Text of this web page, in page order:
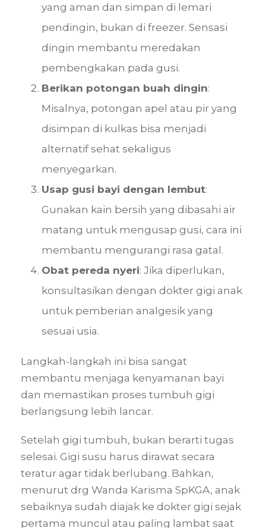
yang aman dan simpan di lemari
pendingin, bukan di freezer. Sensasi
dingin membantu meredakan
pembengkakan pada gusi.
Berikan potongan buah dingin:
Misalnya, potongan apel atau pir yang
disimpan di kulkas bisa menjadi
alternatif sehat sekaligus
menyegarkan.
Usap gusi bayi dengan lembut:
Gunakan kain bersih yang dibasahi air
matang untuk mengusap gusi, cara ini
membantu mengurangi rasa gatal.
Obat pereda nyeri: Jika diperlukan,
konsultasikan dengan dokter gigi anak
untuk pemberian analgesik yang
sesuai usia.
Langkah-langkah ini bisa sangat
membantu menjaga kenyamanan bayi
dan memastikan proses tumbuh gigi
berlangsung lebih lancar.
Setelah gigi tumbuh, bukan berarti tugas
selesai. Gigi susu harus dirawat secara
teratur agar tidak berlubang. Bahkan,
menurut drg Wanda Karisma SpKGA, anak
sebaiknya sudah diajak ke dokter gigi sejak
pertama muncul atau paling lambat saat